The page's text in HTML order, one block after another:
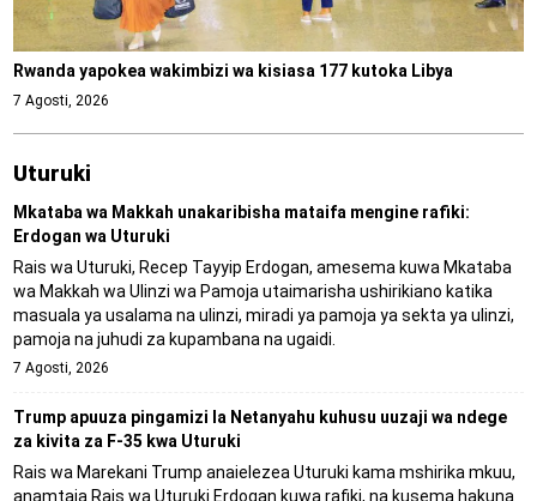
Rwanda yapokea wakimbizi wa kisiasa 177 kutoka Libya
7 Agosti, 2026
Uturuki
Mkataba wa Makkah unakaribisha mataifa mengine rafiki:
Erdogan wa Uturuki
Rais wa Uturuki, Recep Tayyip Erdogan, amesema kuwa Mkataba
wa Makkah wa Ulinzi wa Pamoja utaimarisha ushirikiano katika
masuala ya usalama na ulinzi, miradi ya pamoja ya sekta ya ulinzi,
pamoja na juhudi za kupambana na ugaidi.
7 Agosti, 2026
Trump apuuza pingamizi la Netanyahu kuhusu uuzaji wa ndege
za kivita za F-35 kwa Uturuki
Rais wa Marekani Trump anaielezea Uturuki kama mshirika mkuu,
anamtaja Rais wa Uturuki Erdogan kuwa rafiki, na kusema hakuna